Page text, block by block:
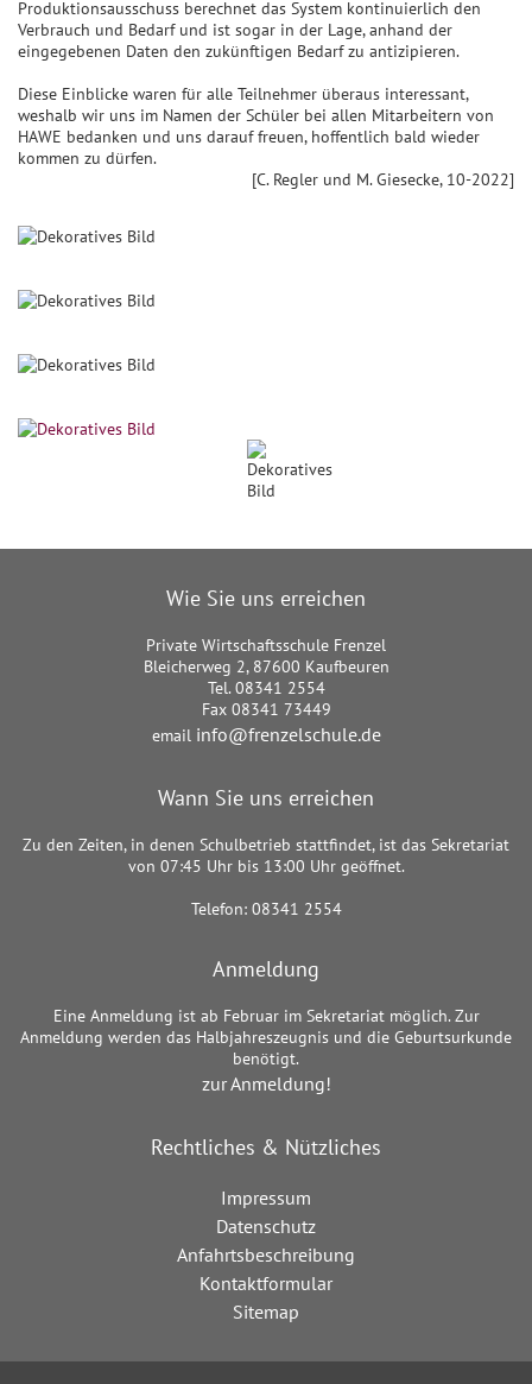
Produktionsausschuss berechnet das System kontinuierlich den
Verbrauch und Bedarf und ist sogar in der Lage, anhand der
eingegebenen Daten den zukünftigen Bedarf zu antizipieren.
Diese Einblicke waren für alle Teilnehmer überaus interessant,
weshalb wir uns im Namen der Schüler bei allen Mitarbeitern von
HAWE bedanken und uns darauf freuen, hoffentlich bald wieder
kommen zu dürfen.
[C. Regler und M. Giesecke, 10-2022]
Wie Sie uns erreichen
Private Wirtschaftsschule Frenzel
Bleicherweg 2, 87600 Kaufbeuren
Tel. 08341 2554
Fax 08341 73449
email info@frenzelschule.de
Wann Sie uns erreichen
Zu den Zeiten, in denen Schulbetrieb stattfindet, ist das Sekretariat
von 07:45 Uhr bis 13:00 Uhr geöffnet.
Telefon: 08341 2554
Anmeldung
Eine Anmeldung ist ab Februar im Sekretariat möglich. Zur
Anmeldung werden das Halbjahreszeugnis und die Geburtsurkunde
benötigt.
zur Anmeldung!
Rechtliches & Nützliches
Impressum
Datenschutz
Anfahrtsbeschreibung
Kontaktformular
Sitemap